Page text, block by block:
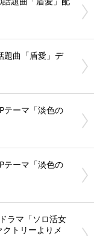
題曲「盾愛」デ
テーマ「淡色の
テーマ「淡色の
ラマ「ソロ活女
トリーよりメ